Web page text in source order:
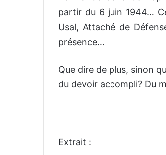
partir du 6 juin 1944…
Usal, Attaché de
présence…
Que dire de plus, sinon
du devoir accompli? Du
Extrait :